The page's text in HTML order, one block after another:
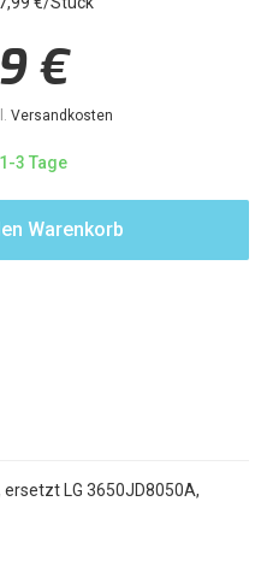
€
Versandkosten
3 Tage
Warenkorb
ersetzt LG 3650JD8050A,